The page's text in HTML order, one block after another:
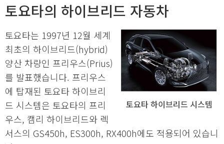
토요타의 하이브리드 자동차
토요타 하이브리드 시스템
토요타는 1997년 12월 세계
최초의 하이브리드(hybrid)
양산 차량인 프리우스(Prius)
를 발표했습니다. 프리우스
에 탑재된 토요타 하이브리
드 시스템은 토요타의 프리
우스, 캠리 하이브리드와 렉
서스의 GS450h, ES300h, RX400h에도 적용되어 있습니